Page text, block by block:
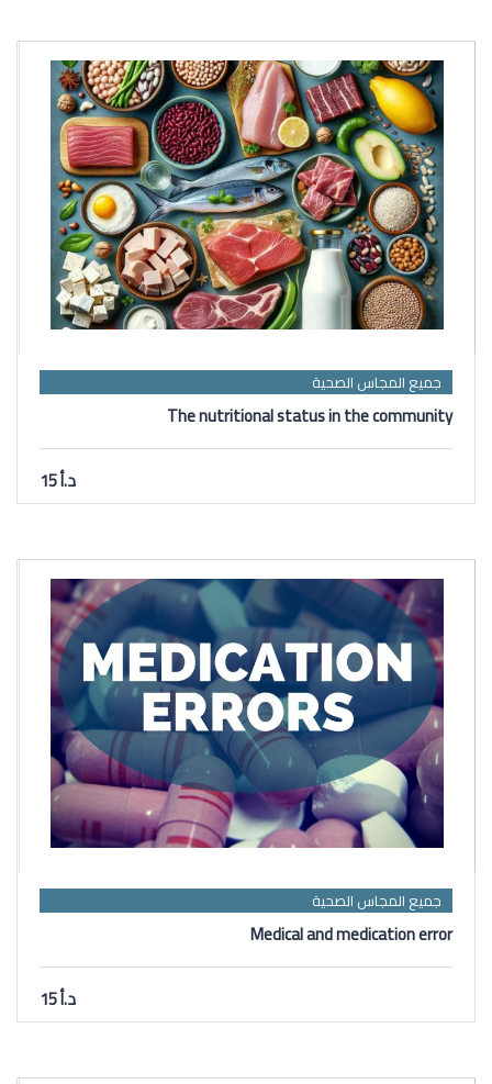
جميع المجاس الصحية
The nutritional status in the community
د.أ 15
جميع المجاس الصحية
Medical and medication error
د.أ 15